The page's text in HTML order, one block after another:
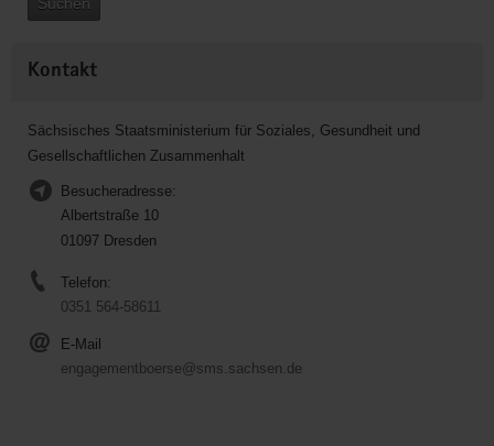
Kontakt
Sächsisches Staatsministerium für Soziales, Gesundheit und
Gesellschaftlichen Zusammenhalt
Besucheradresse:
Albertstraße 10
01097 Dresden
Telefon:
0351 564-58611
E-Mail
engagementboerse@sms.sachsen.de